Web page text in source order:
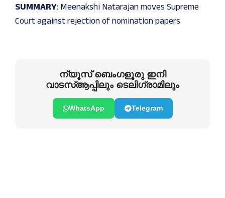
SUMMARY: Meenakshi Natarajan moves Supreme
Court against rejection of nomination papers
ന്യൂസ് ബെംഗളൂരു ഇനി
വാടസ്ആപ്പിലും ടെലിഗ്രാമിലും
WhatsApp Telegram